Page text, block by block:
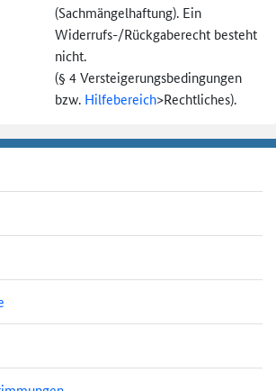
(Sachmängel­haftung). Ein
Widerrufs-/Rückgaberecht besteht
nicht.
(§ 4 Versteigerungs­bedingungen
bzw. Hilfebereich>Rechtliches).